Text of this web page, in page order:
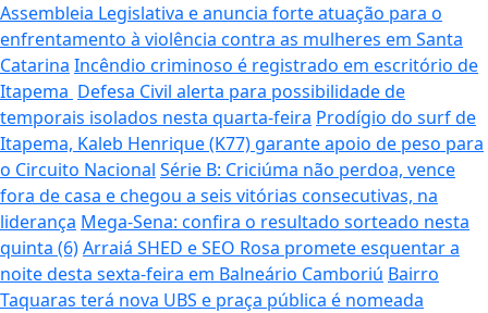
Assembleia Legislativa e anuncia forte atuação para o
enfrentamento à violência contra as mulheres em Santa
Catarina Incêndio criminoso é registrado em escritório de
Itapema Defesa Civil alerta para possibilidade de
temporais isolados nesta quarta-feira Prodígio do surf de
Itapema, Kaleb Henrique (K77) garante apoio de peso para
o Circuito Nacional Série B: Criciúma não perdoa, vence
fora de casa e chegou a seis vitórias consecutivas, na
liderança Mega-Sena: confira o resultado sorteado nesta
quinta (6)Arraiá SHED e SEO Rosa promete esquentar a
noite desta sexta-feira em Balneário Camboriú Bairro
Taquaras terá nova UBS e praça pública é nomeada